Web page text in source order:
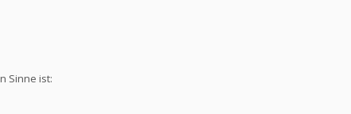
Sinne ist: